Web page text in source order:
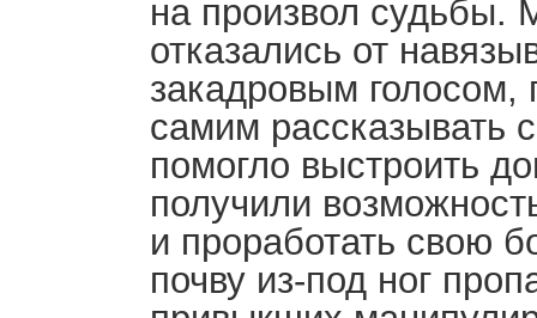
на произвол судьбы.
отказались от
закадровым голосом,
самим рассказывать
помогло выстроить
получили
и проработать свою
почву из-под ног